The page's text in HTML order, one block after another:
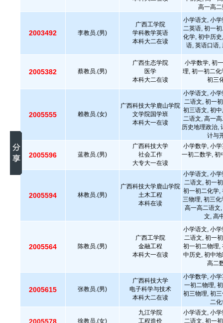
高一高
2003492 李教员.(男)
广西工学院
学科教学英语
本科大二在读
小学语文, 小
二英语, 初一
化学, 初中历
语, 英语口语,
2005382 蔡教员.(男)
广西生态学院
医学
本科大二在读
小学数学, 初
理, 初一初二
初三
2005555 赖教员.(女)
广西科技大学鹿山学院
文学院国学班
本科大一在读
小学语文, 小
二语文, 初一
初三语文, 初
二语文, 高一
历史地理政治,
计与
2005596 蓝教员.(男)
广西科技大学
社会工作
大专大一在读
小学数学, 小
一初二数学, 初
2005594 林教员.(男)
广西科技大学鹿山学院
土木工程
本科在读
小学语文, 小
二语文, 初一
初一初二化学,
三物理, 初三
高一高二语文
文, 高
2005564 陈教员.(男)
广西工学院
金融工程
本科大一在读
小学语文, 小
二语文, 初一
初一初二物理,
中历史, 初中
高二
2005615 张教员.(男)
广西科技大学
电子科学与技术
本科大二在读
小学数学, 小
一初二物理,
初三物理, 初
二
徐教员.(女)
九江学院
工程造价
小学语文, 小
二语文, 初一